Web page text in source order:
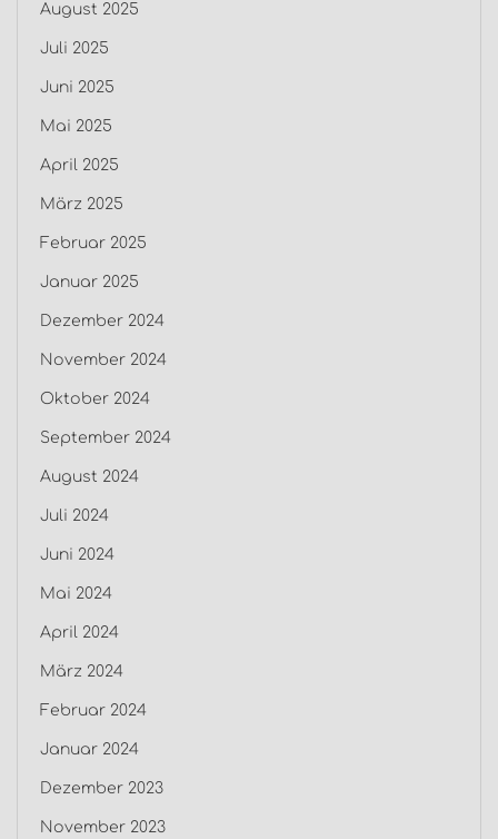
August 2025
Juli 2025
Juni 2025
Mai 2025
April 2025
März 2025
Februar 2025
Januar 2025
Dezember 2024
November 2024
Oktober 2024
September 2024
August 2024
Juli 2024
Juni 2024
Mai 2024
April 2024
März 2024
Februar 2024
Januar 2024
Dezember 2023
November 2023